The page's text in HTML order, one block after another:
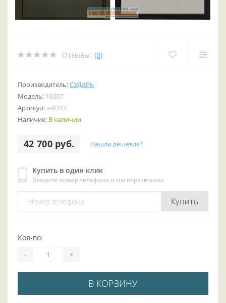
Отзывы: (0)
Производитель:СУДАРЬ
Модель: 16007
Артикул: a-8343
Наличие: В наличии
42 700 руб. Нашли дешевле?
Купить в один клик
Введите номер телефона и мы перезвоним
Купить
Кол-во:
- +
В КОРЗИНУ